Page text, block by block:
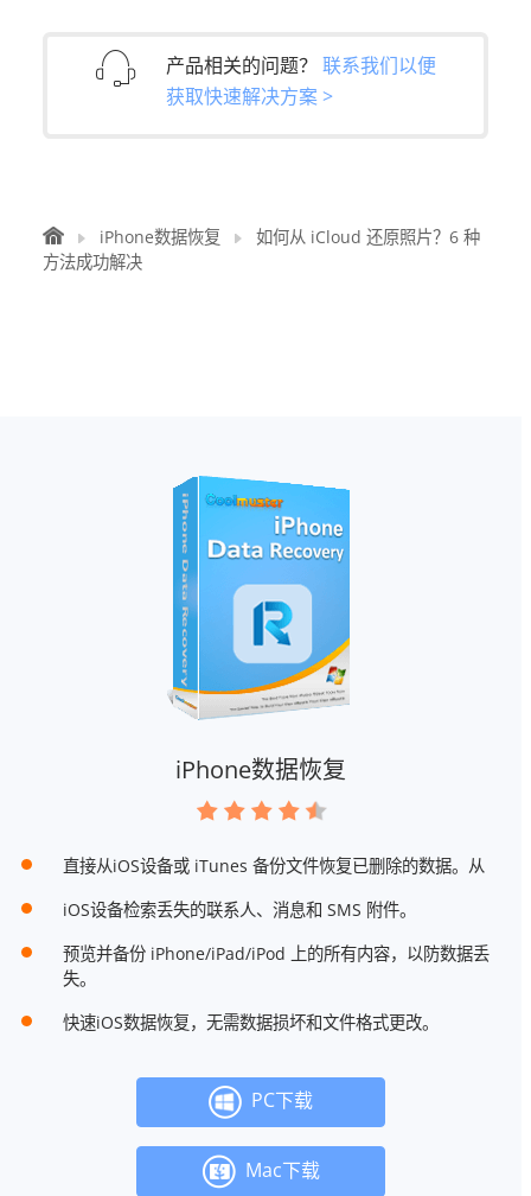
产品相关的问题？ 联系我们以便
获取快速解决方案 >
iPhone数据恢复
如何从 iCloud 还原照片？6 种
方法成功解决
iPhone数据恢复
直接从iOS设备或 iTunes 备份文件恢复已删除的数据。从
iOS设备检索丢失的联系人、消息和 SMS 附件。
预览并备份 iPhone/iPad/iPod 上的所有内容，以防数据丢
失。
快速iOS数据恢复，无需数据损坏和文件格式更改。
PC下载
Mac下载